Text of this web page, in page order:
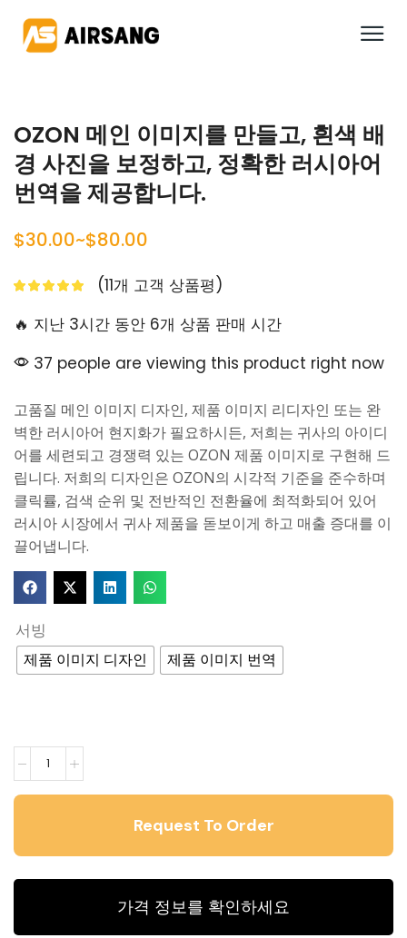
OZON 메인 이미지를 만들고, 흰색 배
경 사진을 보정하고, 정확한 러시아어
번역을 제공합니다.
$30.00~$80.00
(11개 고객 상품평)
🔥 지난 3시간 동안 6개 상품 판매 시간
37 people are viewing this product right now
고품질 메인 이미지 디자인, 제품 이미지 리디자인 또는 완
벽한 러시아어 현지화가 필요하시든, 저희는 귀사의 아이디
어를 세련되고 경쟁력 있는 OZON 제품 이미지로 구현해 드
립니다. 저희의 디자인은 OZON의 시각적 기준을 준수하며
클릭률, 검색 순위 및 전반적인 전환율에 최적화되어 있어
러시아 시장에서 귀사 제품을 돋보이게 하고 매출 증대를 이
끌어냅니다.
서빙
제품 이미지 디자인 제품 이미지 번역
가격 정보를 확인하세요